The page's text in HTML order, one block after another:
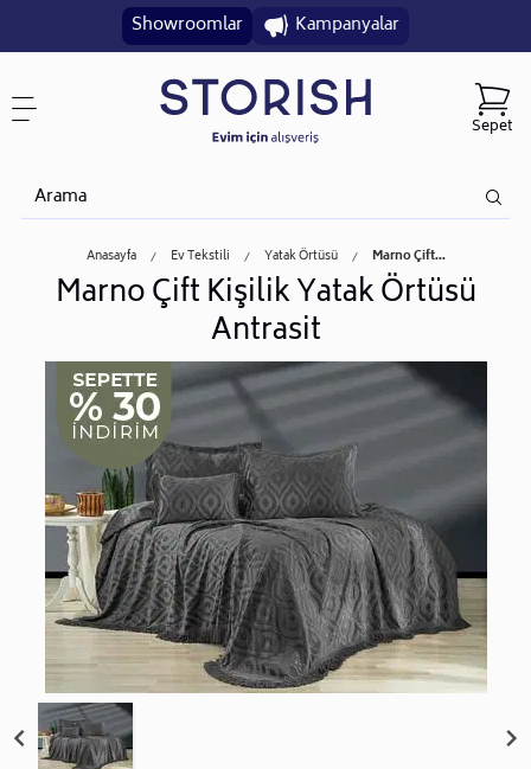
Showroomlar Kampanyalar
Sepet
Anasayfa Ev Tekstili Yatak Örtüsü Marno Çift...
Marno Çift Kişilik Yatak Örtüsü
Antrasit